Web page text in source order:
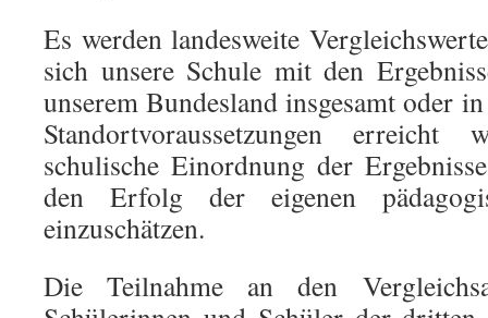
Es werden landesweite
sich unsere Schule mit den
unserem Bundesland insgesamt oder
Standortvoraussetzungen erreicht
schulische Einordnung der
den Erfolg der eigenen
einzuschätzen.
Die Teilnahme an den